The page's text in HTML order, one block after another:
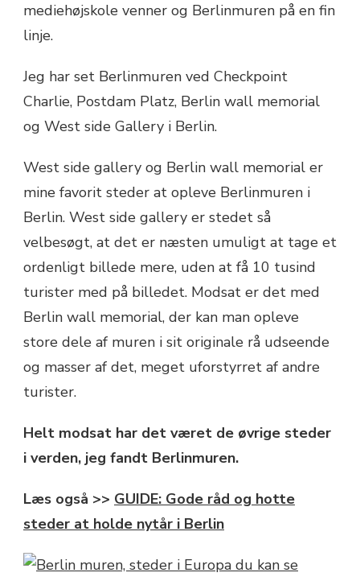
mediehøjskole venner og Berlinmuren på en fin
linje.
Jeg har set Berlinmuren ved Checkpoint
Charlie, Postdam Platz, Berlin wall memorial
og West side Gallery i Berlin.
West side gallery og Berlin wall memorial er
mine favorit steder at opleve Berlinmuren i
Berlin. West side gallery er stedet så
velbesøgt, at det er næsten umuligt at tage et
ordenligt billede mere, uden at få 10 tusind
turister med på billedet. Modsat er det med
Berlin wall memorial, der kan man opleve
store dele af muren i sit originale rå udseende
og masser af det, meget uforstyrret af andre
turister.
Helt modsat har det været de øvrige steder
i verden, jeg fandt Berlinmuren.
Læs også >> GUIDE: Gode råd og hotte
steder at holde nytår i Berlin